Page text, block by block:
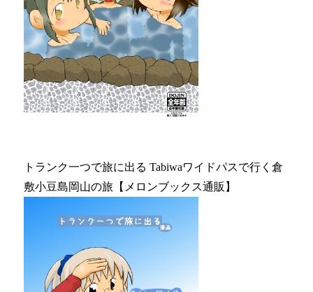
トランク一つで旅に出る Tabiwaワイドパスで行く倉
敷小豆島岡山の旅【メロンブックス通販】